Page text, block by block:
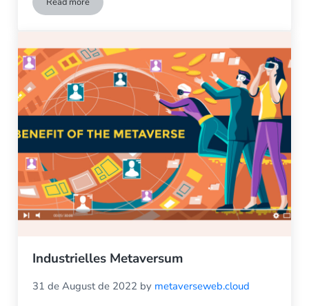
Metaverse für Unternehmen
Industrielles Metaversum
31 de August de 2022 by metaverseweb.cloud